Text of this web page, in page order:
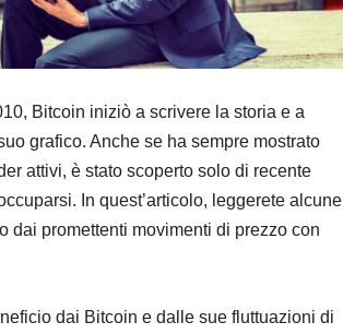
Bitcoin iniziò a scrivere la storia e a
grafico. Anche se ha sempre mostrato
attivi, è stato scoperto solo di recente
In quest’articolo, leggerete alcune
promettenti movimenti di prezzo con
dai Bitcoin e dalle sue fluttuazioni di